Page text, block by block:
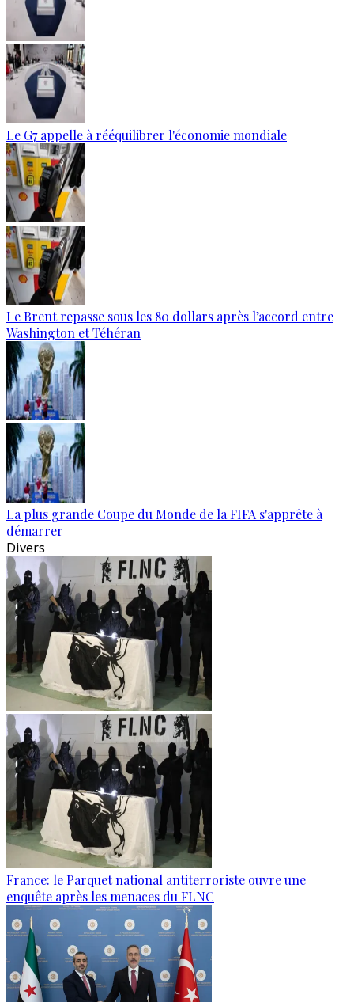
Le G7 appelle à rééquilibrer l'économie mondiale
Le Brent repasse sous les 80 dollars après l’accord entre
Washington et Téhéran
La plus grande Coupe du Monde de la FIFA s'apprête à
démarrer
Divers
France: le Parquet national antiterroriste ouvre une
enquête après les menaces du FLNC